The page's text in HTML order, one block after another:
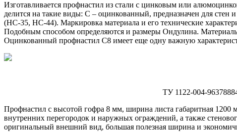
Изготавливается профнастил из стали с цинковым или
делится на такие виды: С – оцинкованный, предназначен для
(НС-35, НС-44). Маркировка материала и его технические
Подобным способом определяются и размеры Ондулина.
Оцинкованный профнастил С8 имеет еще одну важную
ТУ 1122-004-96378884-
Профнастил с высотой гофра 8 мм, ширина листа габаритная 1200
внутренних перегородок и наружных ограждений, а также
оригинальный внешний вид, большая полезная ширина и